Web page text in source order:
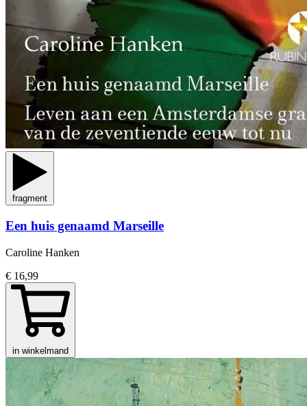
fragment
Een huis genaamd Marseille
Caroline Hanken
€ 16,99
in winkelmand